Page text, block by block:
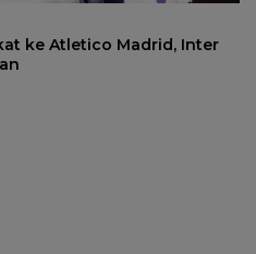
ke Atletico Madrid, Inter